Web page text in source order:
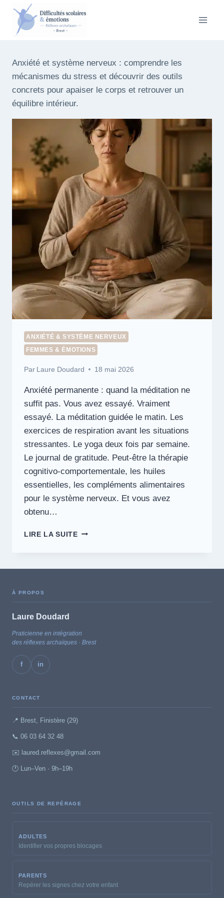
Aller
contenu
Anxiété et système nerveux : comprendre les
mécanismes du stress et découvrir des outils
concrets pour apaiser le corps et retrouver un
équilibre intérieur.
ANXIÉTÉ & SYSTÈME NERVEUX
FEMMES & ÉMOTIONS
Par Laure Doudard 18 mai 2026
Anxiété permanente : quand la méditation ne
suffit pas. Vous avez essayé. Vraiment
essayé. La méditation guidée le matin. Les
exercices de respiration avant les situations
stressantes. Le yoga deux fois par semaine.
Le journal de gratitude. Peut-être la thérapie
cognitivo-comportementale, les huiles
essentielles, les compléments alimentaires
pour le système nerveux. Et vous avez
obtenu…
LIRE LA SUITEANXIÉTÉ
À PROPOS
Laure Doudard
Praticienne en intégration
des réflexes archaïques · Brest
f in
CONTACT
📍 Brest, Finistère (29)
📞 06 03 64 32 48
✉️ laured.reflexes@gmail.com
🕐 Lun–Ven · 9h–19h
OUTILS DE REPÉRAGE
ADULTES
Identifier vos propres blocages
PARENTS
Repérer les signes chez votre enfant